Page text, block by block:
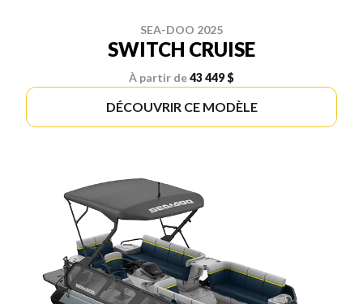
SEA-DOO 2025
SWITCH CRUISE
À partir de43 449 $
DÉCOUVRIR CE MODÈLE